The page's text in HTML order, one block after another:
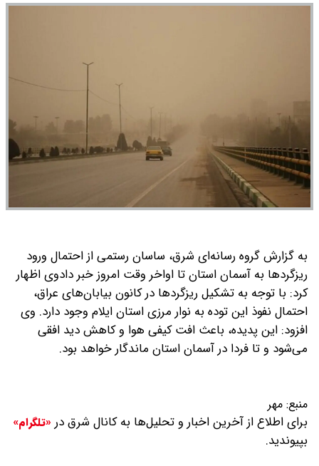
به گزارش گروه رسانه‌ای شرق، ساسان رستمی از احتمال ورود
ریزگردها به آسمان استان تا اواخر وقت امروز خبر دادوی اظهار
کرد: با توجه به تشکیل ریزگردها در کانون بیابان‌های عراق،
احتمال نفوذ این توده به نوار مرزی استان ایلام وجود دارد. وی
افزود: این پدیده، باعث افت کیفی هوا و کاهش دید افقی
می‌شود و تا فردا در آسمان استان ماندگار خواهد بود.
منبع: مهر
برای اطلاع از آخرین اخبار و تحلیل‌ها به کانال شرق در «تلگرام»
بپیوندید.